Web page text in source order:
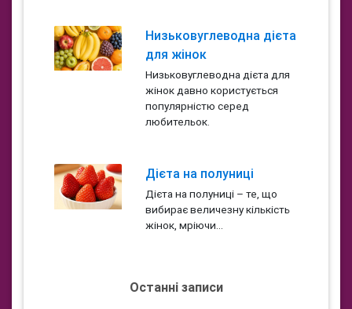
Низьковуглеводна дієта
для жінок
Низьковуглеводна дієта для
жінок давно користується
популярністю серед
любительок.
Дієта на полуниці
Дієта на полуниці – те, що
вибирає величезну кількість
жінок, мріючи...
Останні записи